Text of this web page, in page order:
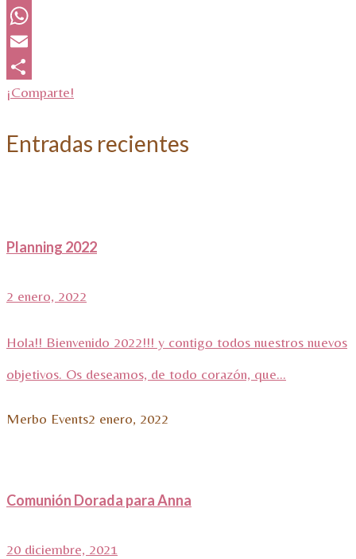
Twitter
WhatsApp
Email
¡Comparte!
Entradas recientes
Planning 2022
2 enero, 2022
Hola!! Bienvenido 2022!!! y contigo todos nuestros nuevos
objetivos. Os deseamos, de todo corazón, que...
Merbo Events2 enero, 2022
Comunión Dorada para Anna
20 diciembre, 2021